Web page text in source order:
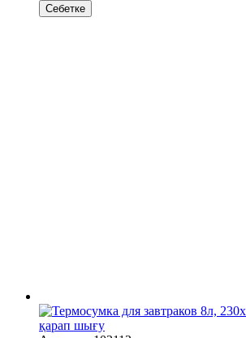
Себетке
қарап шығу